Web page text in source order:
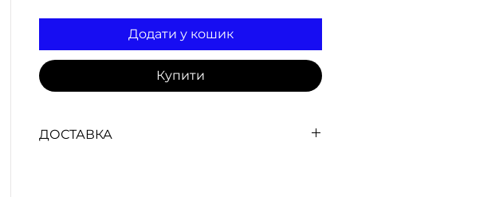
Додати у кошик
Купити
ДОСТАВКА